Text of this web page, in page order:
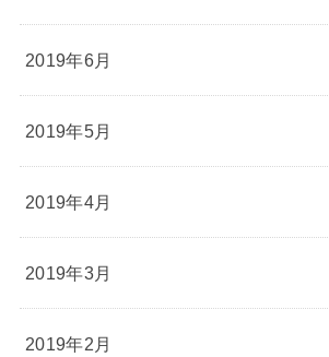
2019年6月
2019年5月
2019年4月
2019年3月
2019年2月